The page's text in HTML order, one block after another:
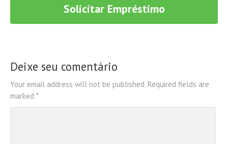
Solicitar Empréstimo
Deixe seu comentário
Your email address will not be published. Required fields are
marked *